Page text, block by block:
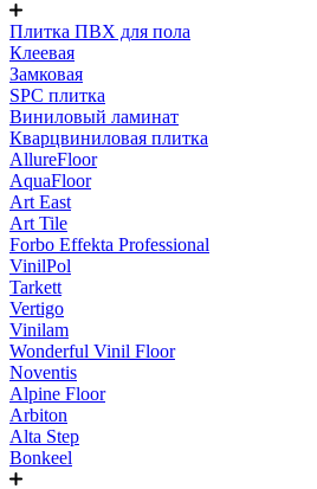
Плитка ПВХ для пола
Клеевая
Замковая
SPC плитка
Виниловый ламинат
Кварцвиниловая плитка
AllureFloor
AquaFloor
Art East
Art Tile
Forbo Effekta Professional
VinilPol
Tarkett
Vertigo
Vinilam
Wonderful Vinil Floor
Noventis
Alpine Floor
Arbiton
Alta Step
Bonkeel